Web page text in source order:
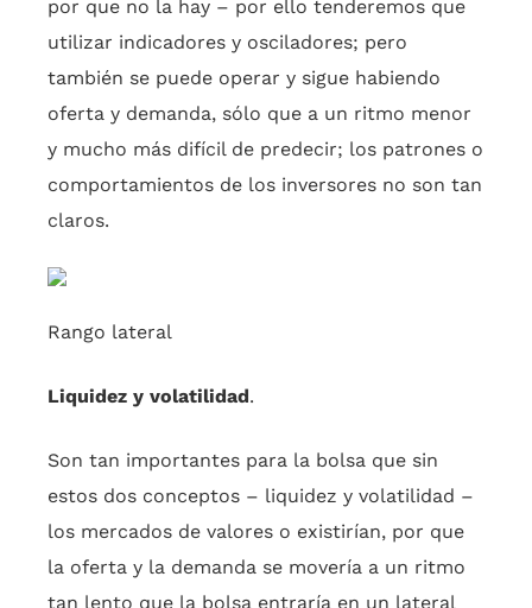
por que no la hay – por ello tenderemos que
utilizar indicadores y osciladores; pero
también se puede operar y sigue habiendo
oferta y demanda, sólo que a un ritmo menor
y mucho más difícil de predecir; los patrones o
comportamientos de los inversores no son tan
claros.
Rango lateral
Liquidez y volatilidad.
Son tan importantes para la bolsa que sin
estos dos conceptos – liquidez y volatilidad –
los mercados de valores o existirían, por que
la oferta y la demanda se movería a un ritmo
tan lento que la bolsa entraría en un lateral